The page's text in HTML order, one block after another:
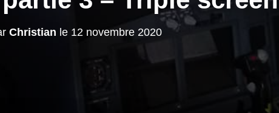
Christian le 12 novembre 2020